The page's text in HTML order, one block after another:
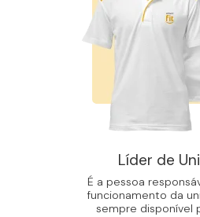
Líder de
É a pessoa
funcionamento da
sempre disponível